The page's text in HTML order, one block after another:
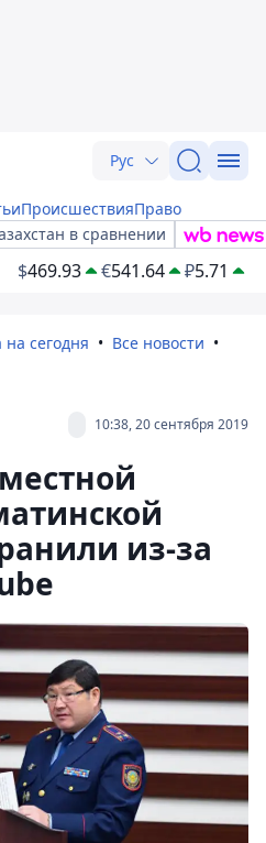
Рус
ПроисшествияПраво
в сравнении
$469.93 €541.64 ₽5.71
сегодня
Все новости
10:38, 20 сентября 2019
из-за